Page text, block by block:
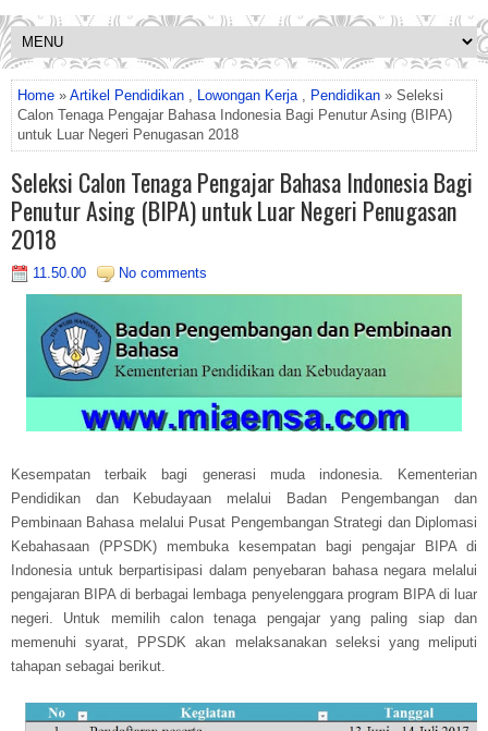
Home » Artikel Pendidikan , Lowongan Kerja, Pendidikan » Seleksi
Calon Tenaga Pengajar Bahasa Indonesia Bagi Penutur Asing (BIPA)
untuk Luar Negeri Penugasan 2018
Seleksi Calon Tenaga Pengajar Bahasa Indonesia Bagi
Penutur Asing (BIPA) untuk Luar Negeri Penugasan
2018
11.50.00 No comments
Kesempatan terbaik bagi generasi muda indonesia. Kementerian
Pendidikan dan Kebudayaan melalui Badan Pengembangan dan
Pembinaan Bahasa melalui Pusat Pengembangan Strategi dan Diplomasi
Kebahasaan (PPSDK) membuka kesempatan bagi pengajar BIPA di
Indonesia untuk berpartisipasi dalam penyebaran bahasa negara melalui
pengajaran BIPA di berbagai lembaga penyelenggara program BIPA di luar
negeri. Untuk memilih calon tenaga pengajar yang paling siap dan
memenuhi syarat, PPSDK akan melaksanakan seleksi yang meliputi
tahapan sebagai berikut.